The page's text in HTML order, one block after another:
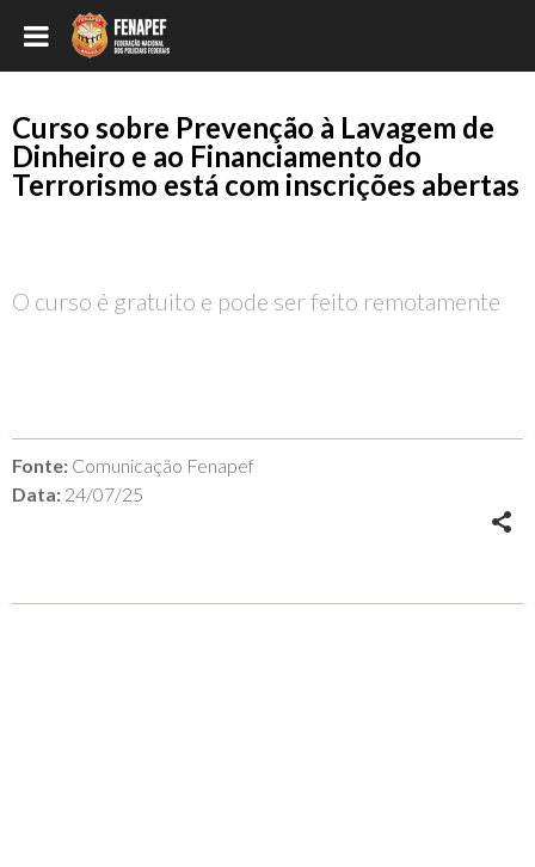
Curso sobre Prevenção à Lavagem de
Dinheiro e ao Financiamento do
Terrorismo está com inscrições abertas
O curso é gratuito e pode ser feito remotamente
Fonte: Comunicação Fenapef
Data: 24/07/25